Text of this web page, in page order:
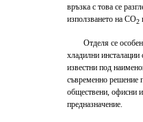
връзка с това се
използването на СО2
Отделя се особено
хладилни инсталации
известни под
съвременно решение
обществени, офисни
предназначение.